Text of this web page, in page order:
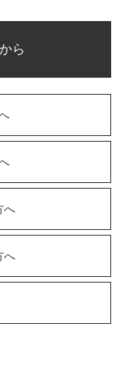
ら
へ
へ